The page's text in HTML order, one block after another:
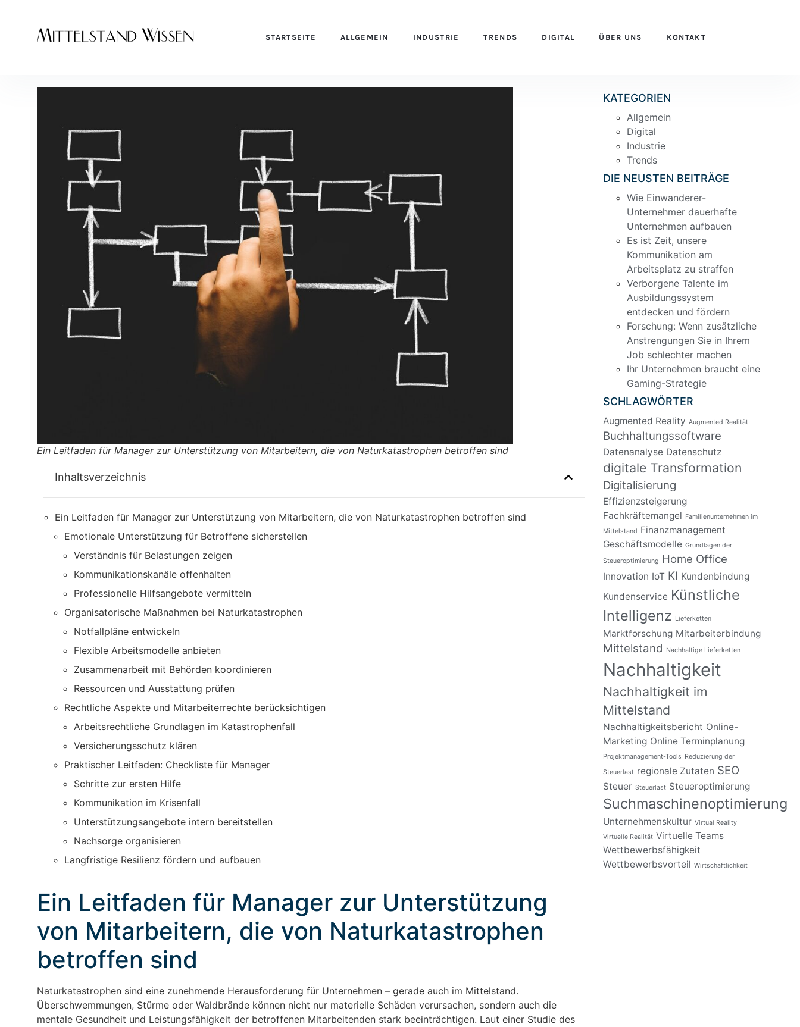
STARTSEITE ALLGEMEIN INDUSTRIE TRENDS DIGITAL ÜBER UNS KONTAKT
Ein Leitfaden für Manager zur Unterstützung von Mitarbeitern, die von Naturkatastrophen betroffen sind
Inhaltsverzeichnis
Ein Leitfaden für Manager zur Unterstützung von Mitarbeitern, die von Naturkatastrophen betroffen sind
Emotionale Unterstützung für Betroffene sicherstellen
Verständnis für Belastungen zeigen
Kommunikationskanäle offenhalten
Professionelle Hilfsangebote vermitteln
Organisatorische Maßnahmen bei Naturkatastrophen
Notfallpläne entwickeln
Flexible Arbeitsmodelle anbieten
Zusammenarbeit mit Behörden koordinieren
Ressourcen und Ausstattung prüfen
Rechtliche Aspekte und Mitarbeiterrechte berücksichtigen
Arbeitsrechtliche Grundlagen im Katastrophenfall
Versicherungsschutz klären
Praktischer Leitfaden: Checkliste für Manager
Schritte zur ersten Hilfe
Kommunikation im Krisenfall
Unterstützungsangebote intern bereitstellen
Nachsorge organisieren
Langfristige Resilienz fördern und aufbauen
Ein Leitfaden für Manager zur Unterstützung
von Mitarbeitern, die von Naturkatastrophen
betroffen sind
Naturkatastrophen sind eine zunehmende Herausforderung für Unternehmen – gerade auch im Mittelstand.
Überschwemmungen, Stürme oder Waldbrände können nicht nur materielle Schäden verursachen, sondern auch die
mentale Gesundheit und Leistungsfähigkeit der betroffenen Mitarbeitenden stark beeinträchtigen. Laut einer Studie des
KATEGORIEN
Allgemein
Digital
Industrie
Trends
DIE NEUSTEN BEITRÄGE
Wie Einwanderer-
Unternehmer dauerhafte
Unternehmen aufbauen
Es ist Zeit, unsere
Kommunikation am
Arbeitsplatz zu straffen
Verborgene Talente im
Ausbildungssystem
entdecken und fördern
Forschung: Wenn zusätzliche
Anstrengungen Sie in Ihrem
Job schlechter machen
Ihr Unternehmen braucht eine
Gaming-Strategie
SCHLAGWÖRTER
Augmented Reality Augmented Realität
Buchhaltungssoftware
Datenanalyse Datenschutz
digitale Transformation
Digitalisierung
Effizienzsteigerung
Fachkräftemangel Familienunternehmen im
Mittelstand Finanzmanagement
Geschäftsmodelle Grundlagen der
Steueroptimierung Home Office
Innovation IoT KI Kundenbindung
Kundenservice Künstliche
Intelligenz Lieferketten
Marktforschung Mitarbeiterbindung
Mittelstand Nachhaltige Lieferketten
Nachhaltigkeit
Nachhaltigkeit im
Mittelstand
Nachhaltigkeitsbericht Online-
Marketing Online Terminplanung
Projektmanagement-Tools Reduzierung der
Steuerlast regionale Zutaten SEO
Steuer Steuerlast Steueroptimierung
Suchmaschinenoptimierung
Unternehmenskultur Virtual Reality
Virtuelle Realität Virtuelle Teams
Wettbewerbsfähigkeit
Wettbewerbsvorteil Wirtschaftlichkeit